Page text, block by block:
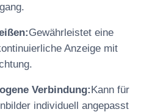
Gewährleistet eine
Anzeige mit
Verbindung:Kann für
individuell angepasst